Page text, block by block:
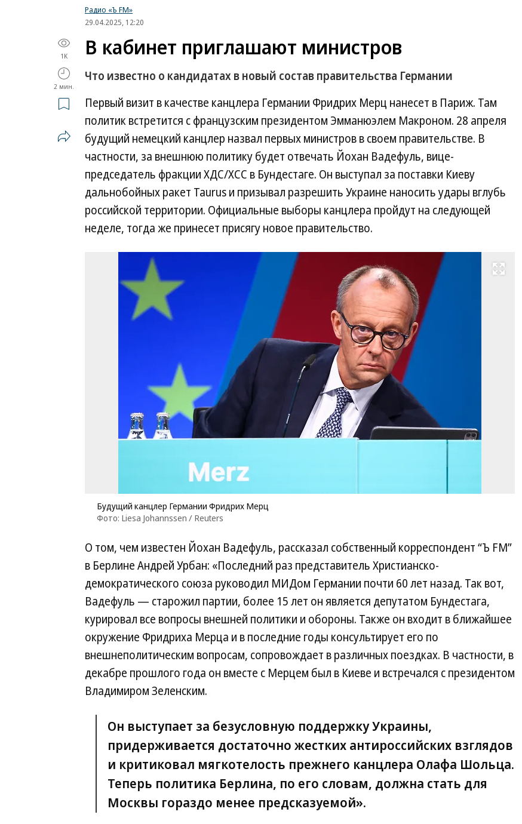
Радио «Ъ FM»
29.04.2025, 12:20
1K
2 мин.
В кабинет приглашают министров
Что известно о кандидатах в новый состав правительства Германии
Первый визит в качестве канцлера Германии Фридрих Мерц нанесет в Париж. Там
политик встретится с французским президентом Эмманюэлем Макроном. 28 апреля
будущий немецкий канцлер назвал первых министров в своем правительстве. В
частности, за внешнюю политику будет отвечать Йохан Вадефуль, вице-
председатель фракции ХДС/ХСС в Бундестаге. Он выступал за поставки Киеву
дальнобойных ракет Taurus и призывал разрешить Украине наносить удары вглубь
российской территории. Официальные выборы канцлера пройдут на следующей
неделе, тогда же принесет присягу новое правительство.
Развернуть на весь экран
Будущий канцлер Германии Фридрих Мерц
Фото: Liesa Johannssen / Reuters
О том, чем известен Йохан Вадефуль, рассказал собственный корреспондент “Ъ FM”
в Берлине Андрей Урбан: «Последний раз представитель Христианско-
демократического союза руководил МИДом Германии почти 60 лет назад. Так вот,
Вадефуль — старожил партии, более 15 лет он является депутатом Бундестага,
курировал все вопросы внешней политики и обороны. Также он входит в ближайшее
окружение Фридриха Мерца и в последние годы консультирует его по
внешнеполитическим вопросам, сопровождает в различных поездках. В частности, в
декабре прошлого года он вместе с Мерцем был в Киеве и встречался с президентом
Владимиром Зеленским.
Он выступает за безусловную поддержку Украины,
придерживается достаточно жестких антироссийских взглядов
и критиковал мягкотелость прежнего канцлера Олафа Шольца.
Теперь политика Берлина, по его словам, должна стать для
Москвы гораздо менее предсказуемой».